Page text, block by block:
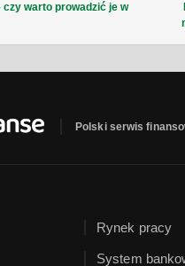
czy warto prowadzić je w
Polski serwis
Rynek pracy
System